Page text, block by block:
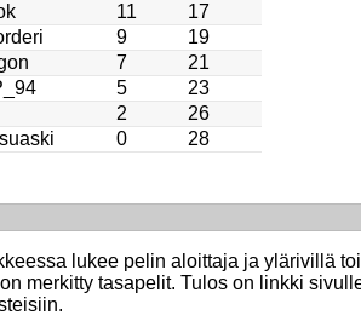
11
17
9
19
7
21
5
23
2
26
0
28
lukee pelin aloittaja ja ylärivillä
merkitty tasapelit. Tulos on linkki